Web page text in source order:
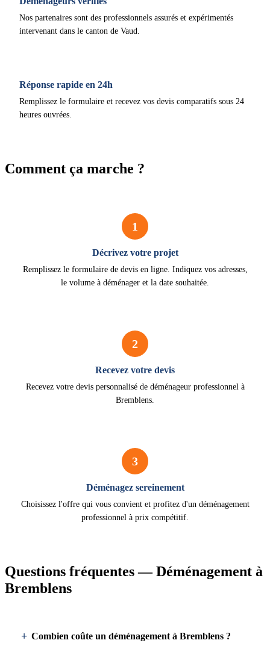
Nos partenaires sont des professionnels assurés et expérimentés
intervenant dans le canton de Vaud.
Réponse rapide en 24h
Remplissez le formulaire et recevez vos devis comparatifs sous 24
heures ouvrées.
Comment ça marche ?
1
Décrivez votre projet
Remplissez le formulaire de devis en ligne. Indiquez vos adresses,
le volume à déménager et la date souhaitée.
2
Recevez votre devis
Recevez votre devis personnalisé de déménageur professionnel à
Bremblens.
3
Déménagez sereinement
Choisissez l'offre qui vous convient et profitez d'un déménagement
professionnel à prix compétitif.
Questions fréquentes — Déménagement à
Bremblens
Combien coûte un déménagement à Bremblens ?